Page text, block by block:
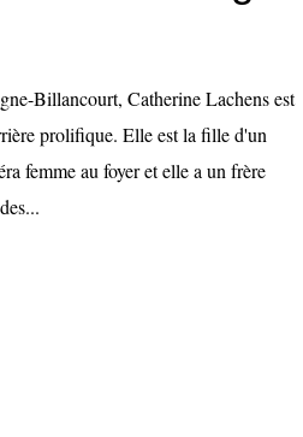
Billancourt, Catherine Lachens est
prolifique. Elle est la fille d'un
femme au foyer et elle a un frère